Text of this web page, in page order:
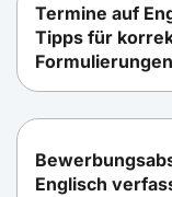
Termine auf
Tipps für
Formulierungen
Englisch